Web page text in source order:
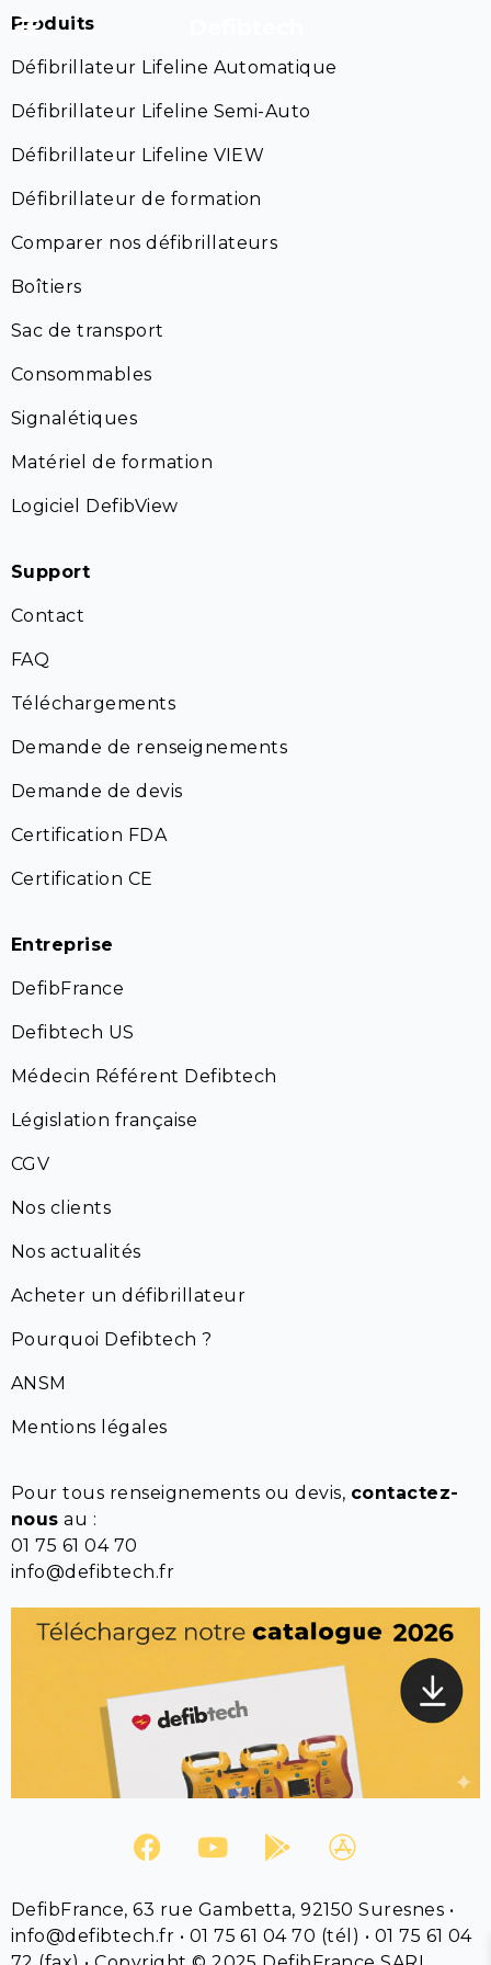
Produits
Défibrillateur Lifeline Automatique
Défibrillateur Lifeline Semi-Auto
Défibrillateur Lifeline VIEW
Défibrillateur de formation
Comparer nos défibrillateurs
Boîtiers
Sac de transport
Consommables
Signalétiques
Matériel de formation
Logiciel DefibView
Support
Contact
FAQ
Téléchargements
Demande de renseignements
Demande de devis
Certification FDA
Certification CE
Entreprise
DefibFrance
Defibtech US
Médecin Référent Defibtech
Législation française
CGV
Nos clients
Nos actualités
Acheter un défibrillateur
Pourquoi Defibtech ?
ANSM
Mentions légales
Pour tous renseignements ou devis, contactez-
nous au :
01 75 61 04 70
info@defibtech.fr
DefibFrance, 63 rue Gambetta, 92150 Suresnes •
info@defibtech.fr • 01 75 61 04 70 (tél) • 01 75 61 04